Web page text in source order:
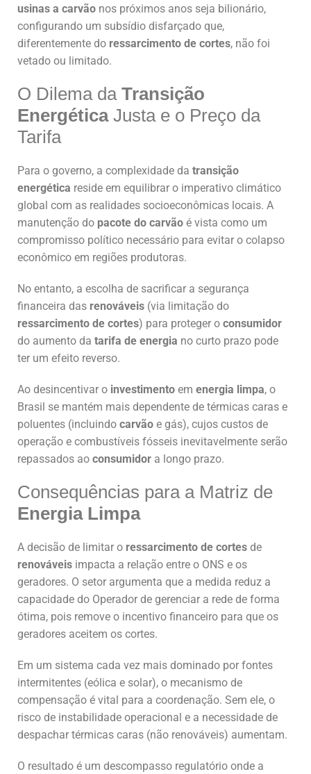
usinas a carvão nos próximos anos seja bilionário,
configurando um subsídio disfarçado que,
diferentemente do ressarcimento de cortes, não foi
vetado ou limitado.
O Dilema da Transição
EnergéticaJusta e o Preço da
Tarifa
Para o governo, a complexidade da transição
energética reside em equilibrar o imperativo climático
global com as realidades socioeconômicas locais. A
manutenção do pacote do carvão é vista como um
compromisso político necessário para evitar o colapso
econômico em regiões produtoras.
No entanto, a escolha de sacrificar a segurança
financeira das renováveis (via limitação do
ressarcimento de cortes) para proteger o consumidor
do aumento da tarifa de energia no curto prazo pode
ter um efeito reverso.
Ao desincentivar o investimento em energia limpa, o
Brasil se mantém mais dependente de térmicas caras e
poluentes (incluindo carvão e gás), cujos custos de
operação e combustíveis fósseis inevitavelmente serão
repassados ao consumidor a longo prazo.
Consequências para a Matriz de
Energia Limpa
A decisão de limitar o ressarcimento de cortes de
renováveis impacta a relação entre o ONS e os
geradores. O setor argumenta que a medida reduz a
capacidade do Operador de gerenciar a rede de forma
ótima, pois remove o incentivo financeiro para que os
geradores aceitem os cortes.
Em um sistema cada vez mais dominado por fontes
intermitentes (eólica e solar), o mecanismo de
compensação é vital para a coordenação. Sem ele, o
risco de instabilidade operacional e a necessidade de
despachar térmicas caras (não renováveis) aumentam.
O resultado é um descompasso regulatório onde a